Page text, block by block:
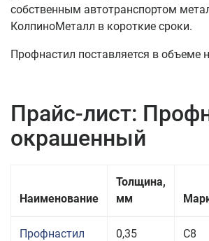
собственным автотранспортом
КолпиноМеталл в короткие сроки.
Профнастил поставляется в объеме
Прайс-лист:
окрашенный
Наименование
Толщина,
мм
Профнастил
0,35 С8